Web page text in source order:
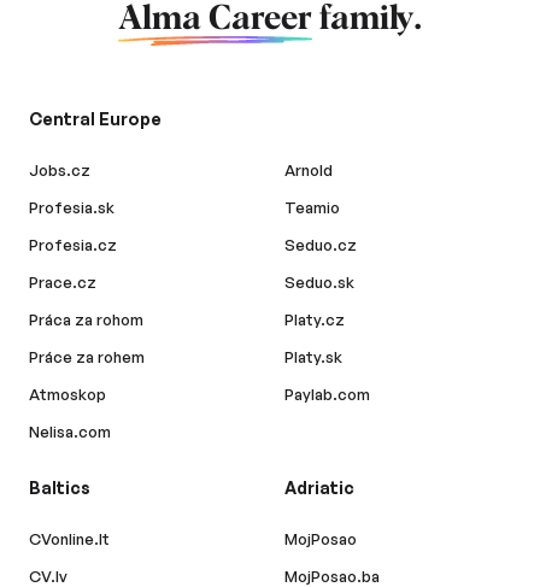
Alma Career family.
Central Europe
Jobs.cz
Profesia.sk
Profesia.cz
Prace.cz
Práca za rohom
Práce za rohem
Atmoskop
Nelisa.com
Arnold
Teamio
Seduo.cz
Seduo.sk
Platy.cz
Platy.sk
Paylab.com
Baltics
CVonline.lt
CV.lv
Adriatic
MojPosao
MojPosao.ba